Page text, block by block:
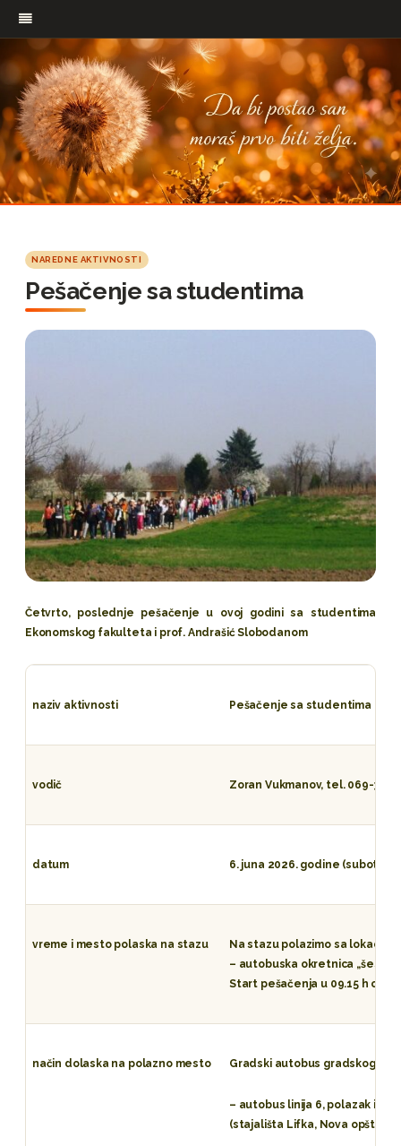
NAREDNE AKTIVNOSTI
Pešačenje sa studentima
Četvrto, poslednje pešačenje u ovoj godini sa studentima
Ekonomskog fakulteta i prof. Andrašić Slobodanom
naziv aktivnosti Pešačenje sa studentima
vodič Zoran Vukmanov, tel. 069-331-
datum 6. juna 2026. godine (subota)
vreme i mesto polaska na stazu
Na stazu polazimo sa lokacije:
– autobuska okretnica
Start pešačenja u 09.15 h
način dolaska na polazno mesto Gradski autobus gradskog
– autobus linija 6, polazak iz
(stajališta Lifka, Nova opština,